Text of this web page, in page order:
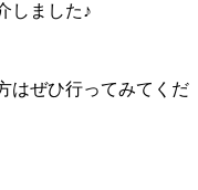
しました♪
はぜひ行ってみてくだ